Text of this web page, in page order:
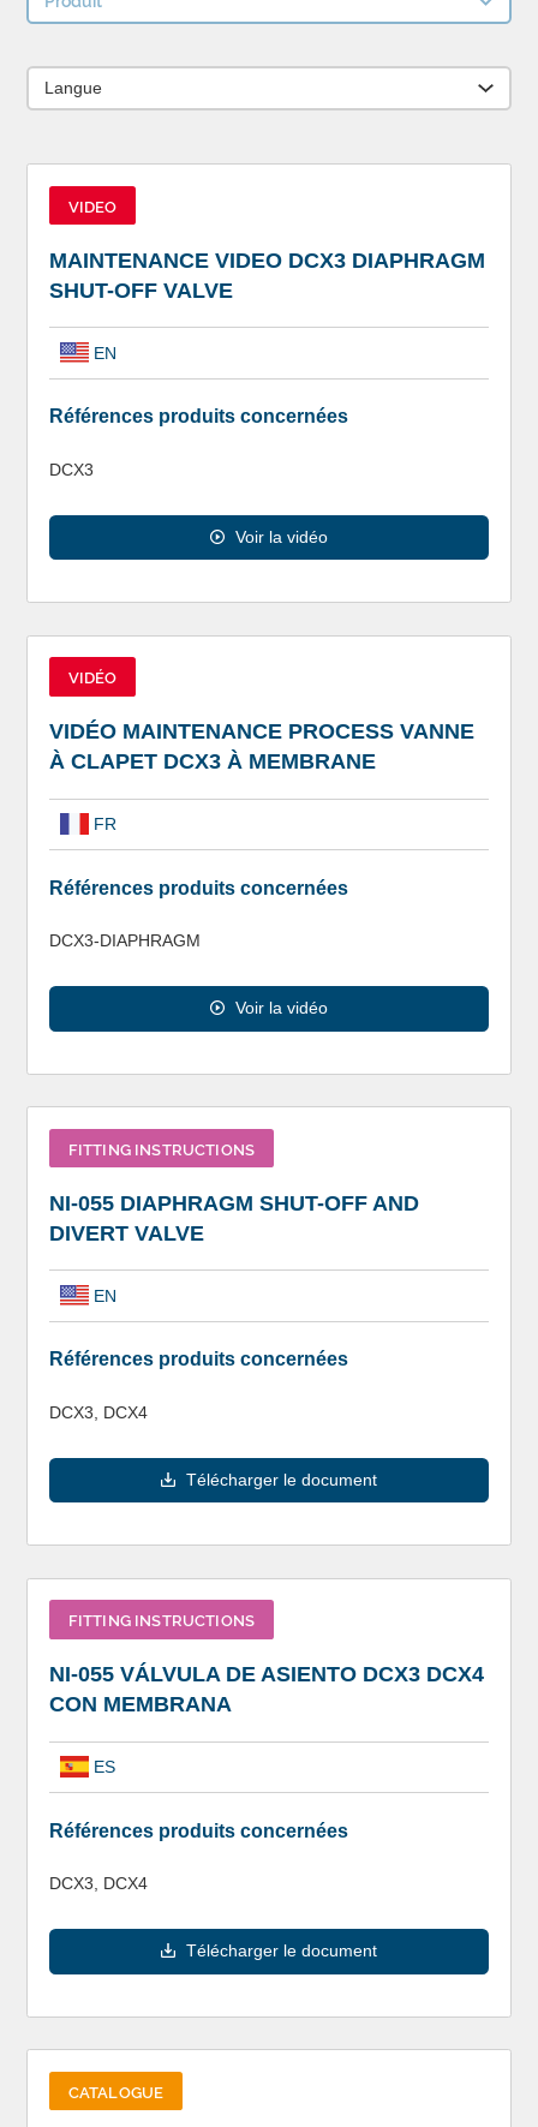
Langue
VIDEO
MAINTENANCE VIDEO DCX3 DIAPHRAGM
SHUT-OFF VALVE
EN
Références produits concernées
DCX3
Voir la vidéo
VIDÉO
VIDÉO MAINTENANCE PROCESS VANNE
À CLAPET DCX3 À MEMBRANE
FR
Références produits concernées
DCX3-DIAPHRAGM
Voir la vidéo
FITTING INSTRUCTIONS
NI-055 DIAPHRAGM SHUT-OFF AND
DIVERT VALVE
EN
Références produits concernées
DCX3, DCX4
Télécharger le document
FITTING INSTRUCTIONS
NI-055 VÁLVULA DE ASIENTO DCX3 DCX4
CON MEMBRANA
ES
Références produits concernées
DCX3, DCX4
Télécharger le document
CATALOGUE